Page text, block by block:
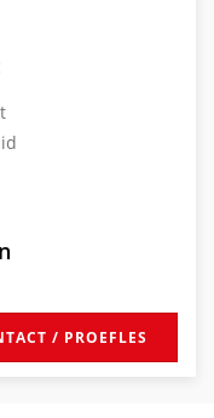
/ PROEFLES